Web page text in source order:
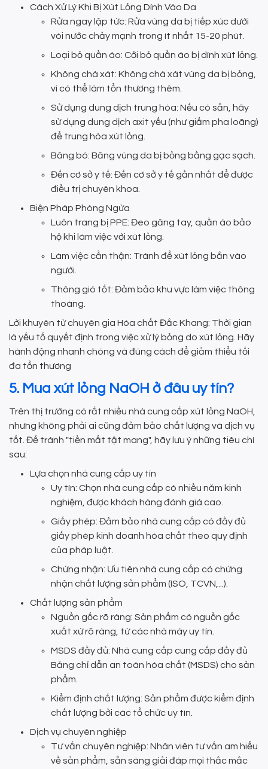
Cách Xử Lý Khi Bị Xút Lỏng Dính Vào Da
Rửa ngay lập tức: Rửa vùng da bị tiếp xúc dưới
vòi nước chảy mạnh trong ít nhất 15-20 phút.
Loại bỏ quần áo: Cởi bỏ quần áo bị dính xút lỏng.
Không chà xát: Không chà xát vùng da bị bỏng,
vì có thể làm tổn thương thêm.
Sử dụng dung dịch trung hòa: Nếu có sẵn, hãy
sử dụng dung dịch axit yếu (như giấm pha loãng)
để trung hòa xút lỏng.
Băng bó: Băng vùng da bị bỏng bằng gạc sạch.
Đến cơ sở y tế: Đến cơ sở y tế gần nhất để được
điều trị chuyên khoa.
Biện Pháp Phòng Ngừa
Luôn trang bị PPE: Đeo găng tay, quần áo bảo
hộ khi làm việc với xút lỏng.
Làm việc cẩn thận: Tránh để xút lỏng bắn vào
người.
Thông gió tốt: Đảm bảo khu vực làm việc thông
thoáng.
Lời khuyên từ chuyên gia Hóa chất Đắc Khang: Thời gian
là yếu tố quyết định trong việc xử lý bỏng do xút lỏng. Hãy
hành động nhanh chóng và đúng cách để giảm thiểu tối
đa tổn thương
5. Mua xút lỏng NaOH ở đâu uy tín?
Trên thị trường có rất nhiều nhà cung cấp xút lỏng NaOH,
nhưng không phải ai cũng đảm bảo chất lượng và dịch vụ
tốt. Để tránh "tiền mất tật mang", hãy lưu ý những tiêu chí
sau:
Lựa chọn nhà cung cấp uy tín
Uy tín: Chọn nhà cung cấp có nhiều năm kinh
nghiệm, được khách hàng đánh giá cao.
Giấy phép: Đảm bảo nhà cung cấp có đầy đủ
giấy phép kinh doanh hóa chất theo quy định
của pháp luật.
Chứng nhận: Ưu tiên nhà cung cấp có chứng
nhận chất lượng sản phẩm (ISO, TCVN,...).
Chất lượng sản phẩm
Nguồn gốc rõ ràng: Sản phẩm có nguồn gốc
xuất xứ rõ ràng, từ các nhà máy uy tín.
MSDS đầy đủ: Nhà cung cấp cung cấp đầy đủ
Bảng chỉ dẫn an toàn hóa chất (MSDS) cho sản
phẩm.
Kiểm định chất lượng: Sản phẩm được kiểm định
chất lượng bởi các tổ chức uy tín.
Dịch vụ chuyên nghiệp
Tư vấn chuyên nghiệp: Nhân viên tư vấn am hiểu
về sản phẩm, sẵn sàng giải đáp mọi thắc mắc